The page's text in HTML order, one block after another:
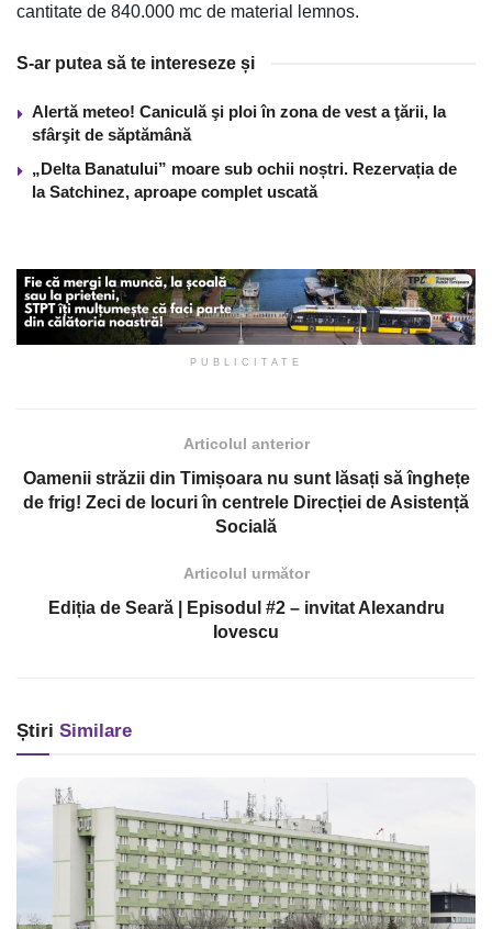
cantitate de 840.000 mc de material lemnos.
S-ar putea să te intereseze și
Alertă meteo! Caniculă şi ploi în zona de vest a ţării, la
sfârşit de săptămână
„Delta Banatului” moare sub ochii noștri. Rezervația de
la Satchinez, aproape complet uscată
PUBLICITATE
Articolul anterior
Oamenii străzii din Timișoara nu sunt lăsați să înghețe
de frig! Zeci de locuri în centrele Direcției de Asistență
Socială
Articolul următor
Ediția de Seară | Episodul #2 – invitat Alexandru
Iovescu
Știri Similare